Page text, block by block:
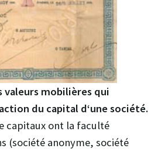
valeurs mobilières qui
du capital d‘une société.
capitaux ont la faculté
(société anonyme, société